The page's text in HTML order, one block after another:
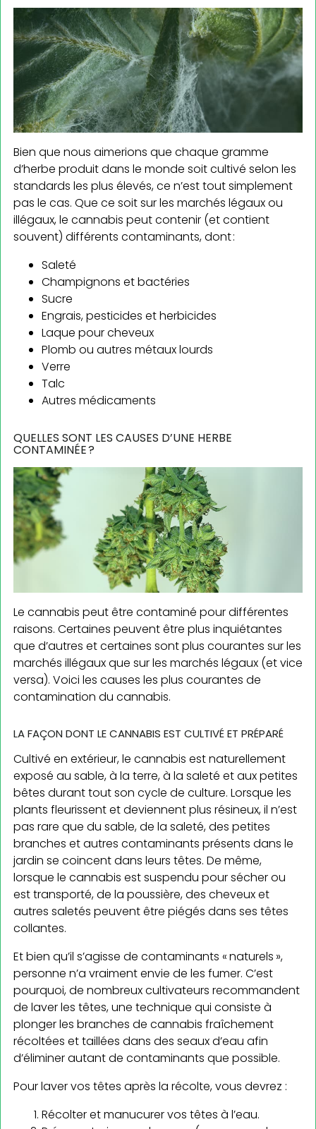
Bien que nous aimerions que chaque gramme
d’herbe produit dans le monde soit cultivé selon les
standards les plus élevés, ce n’est tout simplement
pas le cas. Que ce soit sur les marchés légaux ou
illégaux, le cannabis peut contenir (et contient
souvent) différents contaminants, dont :
Saleté
Champignons et bactéries
Sucre
Engrais, pesticides et herbicides
Laque pour cheveux
Plomb ou autres métaux lourds
Verre
Talc
Autres médicaments
QUELLES SONT LES CAUSES D’UNE HERBE
CONTAMINÉE ?
Le cannabis peut être contaminé pour différentes
raisons. Certaines peuvent être plus inquiétantes
que d’autres et certaines sont plus courantes sur les
marchés illégaux que sur les marchés légaux (et vice
versa). Voici les causes les plus courantes de
contamination du cannabis.
LA FAÇON DONT LE CANNABIS EST CULTIVÉ ET PRÉPARÉ
Cultivé en extérieur, le cannabis est naturellement
exposé au sable, à la terre, à la saleté et aux petites
bêtes durant tout son cycle de culture. Lorsque les
plants fleurissent et deviennent plus résineux, il n’est
pas rare que du sable, de la saleté, des petites
branches et autres contaminants présents dans le
jardin se coincent dans leurs têtes. De même,
lorsque le cannabis est suspendu pour sécher ou
est transporté, de la poussière, des cheveux et
autres saletés peuvent être piégés dans ses têtes
collantes.
Et bien qu’il s’agisse de contaminants « naturels »,
personne n’a vraiment envie de les fumer. C’est
pourquoi, de nombreux cultivateurs recommandent
de laver les têtes, une technique qui consiste à
plonger les branches de cannabis fraîchement
récoltées et taillées dans des seaux d’eau afin
d’éliminer autant de contaminants que possible.
Pour laver vos têtes après la récolte, vous devrez :
Récolter et manucurer vos têtes à l’eau.